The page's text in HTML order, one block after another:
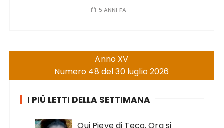
5 ANNI FA
Anno XV
Numero 48 del 30 luglio 2026
I PIÙ LETTI DELLA SETTIMANA
Qui Pieve di Teco. Ora si